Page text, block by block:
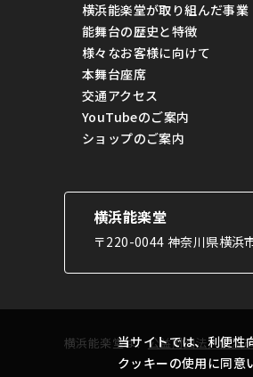
当サイトでは、利便性
クッキーの使用に同意
横浜能楽堂が取り組んだ事業
能舞台の歴史と特徴
様々なお客様に向けて
本舞台座席
交通アクセス
YouTubeのご案内
ショップのご案内
横浜能楽堂
〒220-0044 神奈川県横浜
横浜能楽堂は、公益財団法人横浜